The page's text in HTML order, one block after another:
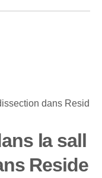
la sall
Reside